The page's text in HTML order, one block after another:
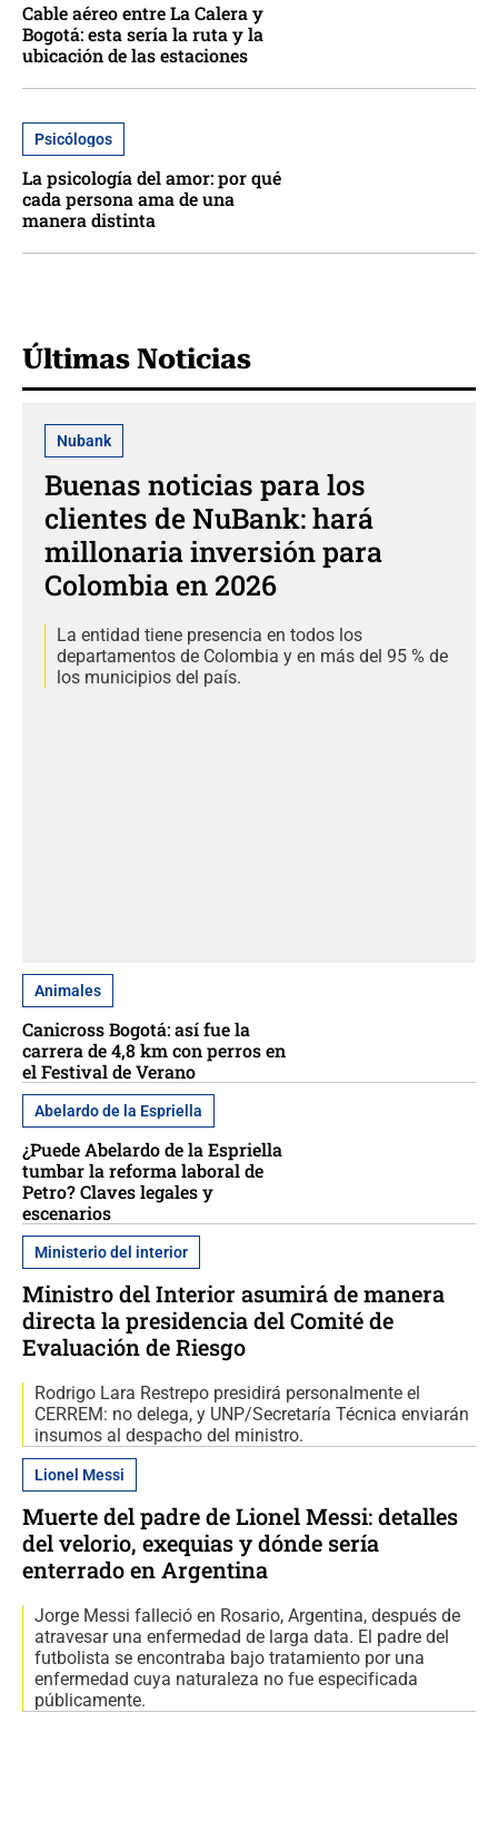
Cable aéreo entre La Calera y
Bogotá: esta sería la ruta y la
ubicación de las estaciones
Psicólogos
La psicología del amor: por qué
cada persona ama de una
manera distinta
Últimas Noticias
Nubank
Buenas noticias para los
clientes de NuBank: hará
millonaria inversión para
Colombia en 2026
La entidad tiene presencia en todos los
departamentos de Colombia y en más del 95 % de
los municipios del país.
Animales
Canicross Bogotá: así fue la
carrera de 4,8 km con perros en
el Festival de Verano
Abelardo de la Espriella
¿Puede Abelardo de la Espriella
tumbar la reforma laboral de
Petro? Claves legales y
escenarios
Ministerio del interior
Ministro del Interior asumirá de manera
directa la presidencia del Comité de
Evaluación de Riesgo
Rodrigo Lara Restrepo presidirá personalmente el
CERREM: no delega, y UNP/Secretaría Técnica enviarán
insumos al despacho del ministro.
Lionel Messi
Muerte del padre de Lionel Messi: detalles
del velorio, exequias y dónde sería
enterrado en Argentina
Jorge Messi falleció en Rosario, Argentina, después de
atravesar una enfermedad de larga data. El padre del
futbolista se encontraba bajo tratamiento por una
enfermedad cuya naturaleza no fue especificada
públicamente.